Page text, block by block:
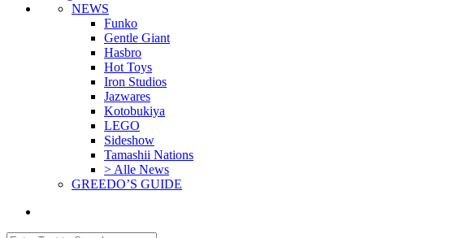
NEWS
Funko
Gentle Giant
Hasbro
Hot Toys
Iron Studios
Jazwares
Kotobukiya
LEGO
Sideshow
Tamashii Nations
> Alle News
GREEDO’S GUIDE